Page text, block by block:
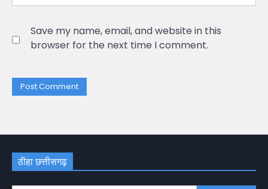
Save my name, email, and website in this
browser for the next time I comment.
ठीहा छत्तीसगढ़